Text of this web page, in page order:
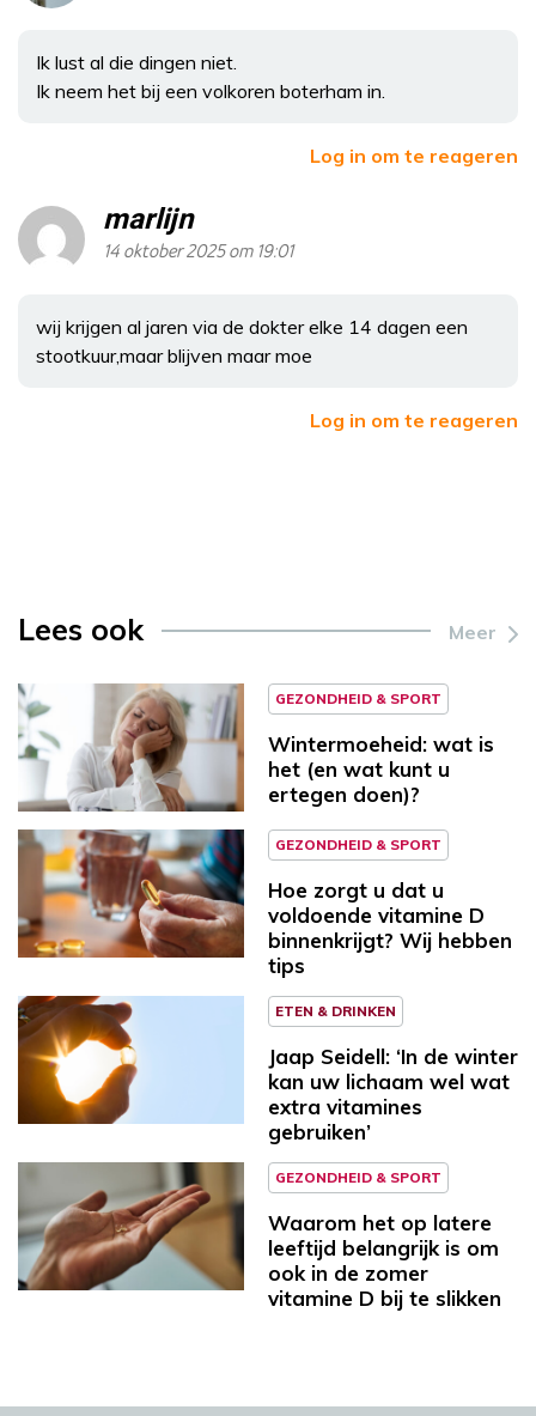
Ik lust al die dingen niet.
Ik neem het bij een volkoren boterham in.
Log in om te reageren
marlijn
14 oktober 2025 om 19:01
wij krijgen al jaren via de dokter elke 14 dagen een
stootkuur,maar blijven maar moe
Log in om te reageren
Lees ook Meer
GEZONDHEID & SPORT
Wintermoeheid: wat is
het (en wat kunt u
ertegen doen)?
GEZONDHEID & SPORT
Hoe zorgt u dat u
voldoende vitamine D
binnenkrijgt? Wij hebben
tips
ETEN & DRINKEN
Jaap Seidell: ‘In de winter
kan uw lichaam wel wat
extra vitamines
gebruiken’
GEZONDHEID & SPORT
Waarom het op latere
leeftijd belangrijk is om
ook in de zomer
vitamine D bij te slikken